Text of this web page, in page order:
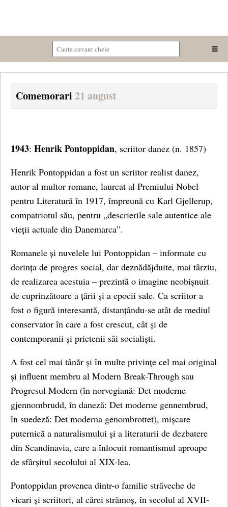
Comemorari 21 august
1943: Henrik Pontoppidan, scriitor danez (n. 1857)
Henrik Pontoppidan a fost un scriitor realist danez,
autor al multor romane, laureat al Premiului Nobel
pentru Literatură în 1917, împreună cu Karl Gjellerup,
compatriotul său, pentru „descrierile sale autentice ale
vieții actuale din Danemarca”.
Romanele și nuvelele lui Pontoppidan – informate cu
dorința de progres social, dar deznădăjduite, mai târziu,
de realizarea acestuia – prezintă o imagine neobișnuit
de cuprinzătoare a țării și a epocii sale. Ca scriitor a
fost o figură interesantă, distanțându-se atât de mediul
conservator în care a fost crescut, cât și de
contemporanii și prietenii săi socialiști.
A fost cel mai tânăr și în multe privințe cel mai original
și influent membru al Modern Break-Through sau
Progresul Modern (în norvegiană: Det moderne
gjennombrudd, în daneză: Det moderne gennembrud,
în suedeză: Det moderna genombrottet), mișcare
puternică a naturalismului și a literaturii de dezbatere
din Scandinavia, care a înlocuit romantismul aproape
de sfârșitul secolului al XIX-lea.
Pontoppidan provenea dintr-o familie străveche de
vicari și scriitori, al cărei strămoș, în secolul al XVII-